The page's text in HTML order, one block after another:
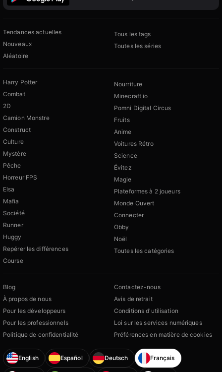
Tendances actuelles
Nouveaux
Aléatoire
Tous les tags
Toutes les séries
Harry Potter
Combat
2D
Camion Monstre
Construct
Culture
Mystère
Pêche
Horreur FPS
Elsa
Mafia
Société
Runner
Huggy
Repérer les différences
Course
Nourriture
Minecraft io
Pomni Digital Circus
Fruits
Anime
Voitures Rétro
Science
Évitez
Magie
Plateformes à 2 joueurs
Monde Ouvert
Connecter
Obby
Noël
Toutes les catégories
Blog
À propos de nous
Pour les développeurs
Pour les professionnels
Politique de confidentialité
Contactez-nous
Avis de retrait
Conditions d'utilisation
Loi sur les services numériques
Préférences en matière de cookies
English Español Deutsch Français